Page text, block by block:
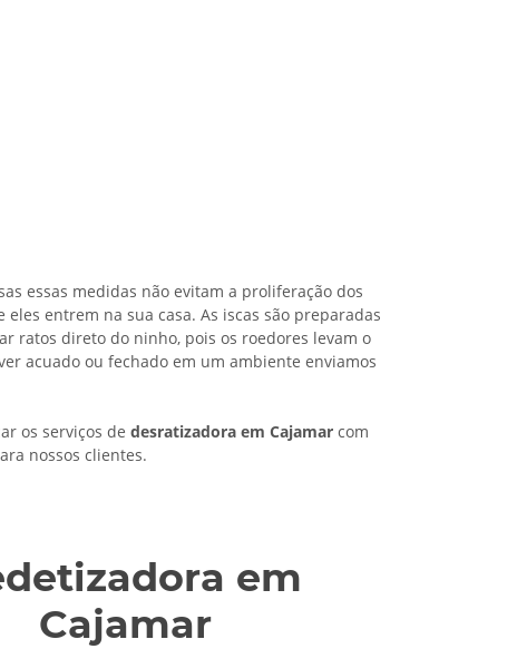
essas medidas não evitam a proliferação dos
entrem na sua casa. As iscas são preparadas
ratos direto do ninho, pois os roedores levam o
acuado ou fechado em um ambiente enviamos
os serviços de desratizadora em Cajamar com
nossos clientes.
em
Cajamar